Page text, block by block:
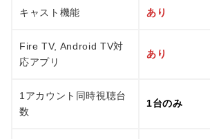
キャスト機能 あり
Fire TV, Android TV対
応アプリ
あり
1アカウント同時視聴台
数
1台のみ